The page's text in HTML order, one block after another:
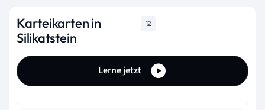
Karteikarten in
Silikatstein
12
Lerne jetzt